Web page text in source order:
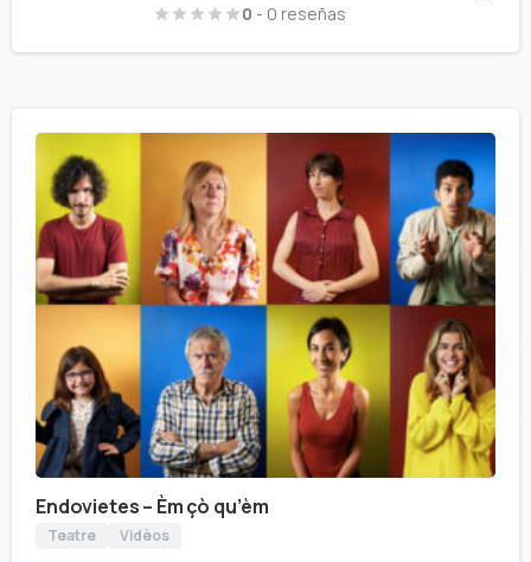
0 - 0 reseñas
Endovietes – Èm çò qu’èm
Teatre Vidèos